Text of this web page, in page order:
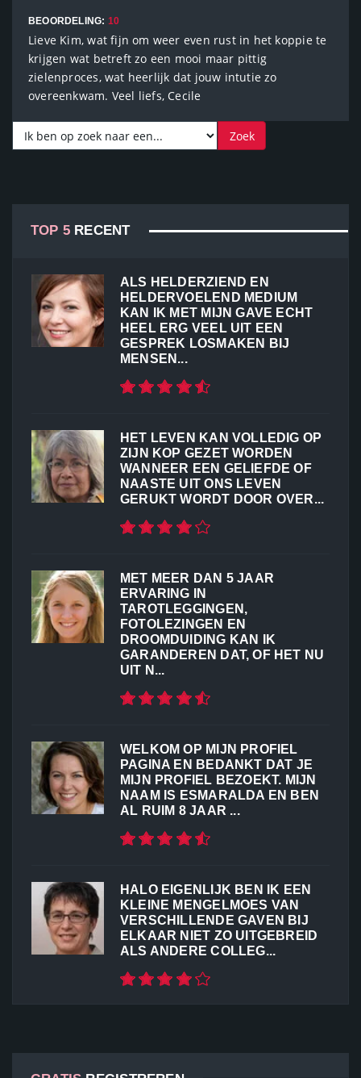
BEOORDELING: 10
Lieve Kim, wat fijn om weer even rust in het koppie te
krijgen wat betreft zo een mooi maar pittig
zielenproces, wat heerlijk dat jouw intutie zo
overeenkwam. Veel liefs, Cecile
TOP 5 RECENT
ALS HELDERZIEND EN
HELDERVOELEND MEDIUM
KAN IK MET MIJN GAVE ECHT
HEEL ERG VEEL UIT EEN
GESPREK LOSMAKEN BIJ
MENSEN...
HET LEVEN KAN VOLLEDIG OP
ZIJN KOP GEZET WORDEN
WANNEER EEN GELIEFDE OF
NAASTE UIT ONS LEVEN
GERUKT WORDT DOOR OVER...
MET MEER DAN 5 JAAR
ERVARING IN
TAROTLEGGINGEN,
FOTOLEZINGEN EN
DROOMDUIDING KAN IK
GARANDEREN DAT, OF HET NU
UIT N...
WELKOM OP MIJN PROFIEL
PAGINA EN BEDANKT DAT JE
MIJN PROFIEL BEZOEKT. MIJN
NAAM IS ESMARALDA EN BEN
AL RUIM 8 JAAR ...
HALO EIGENLIJK BEN IK EEN
KLEINE MENGELMOES VAN
VERSCHILLENDE GAVEN BIJ
ELKAAR NIET ZO UITGEBREID
ALS ANDERE COLLEG...